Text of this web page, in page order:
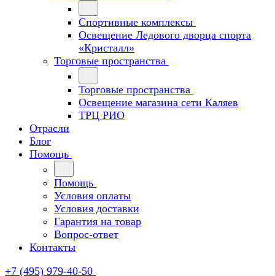
Спортивные комплексы
Освещение Ледового дворца спорта
«Кристалл»
Торговые пространства
Торговые пространства
Освещение магазина сети Каляев
ТРЦ РИО
Отрасли
Блог
Помощь
Помощь
Условия оплаты
Условия доставки
Гарантия на товар
Вопрос-ответ
Контакты
+7 (495) 979-40-50